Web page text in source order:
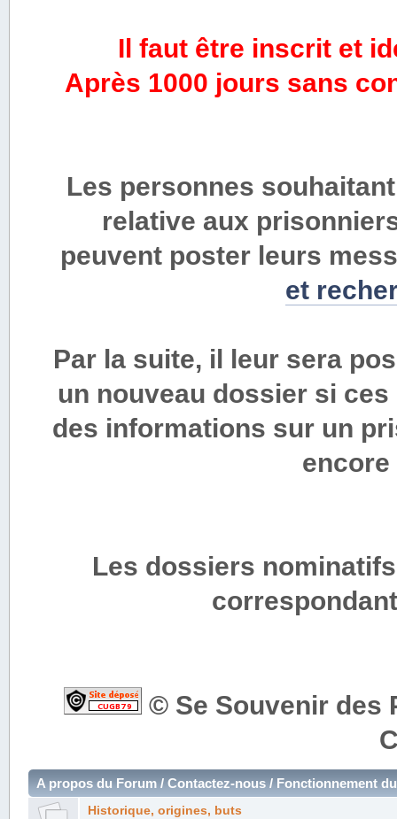
Il faut être inscrit et
Après 1000 jours sans
Les personnes
relative aux
peuvent poster leurs
et
Par la suite, il leur sera
un nouveau dossier si
des informations sur un
Les dossiers
© Se Souvenir des
A propos du Forum / Contactez-nous / Fonctionnement
Historique, origines, buts